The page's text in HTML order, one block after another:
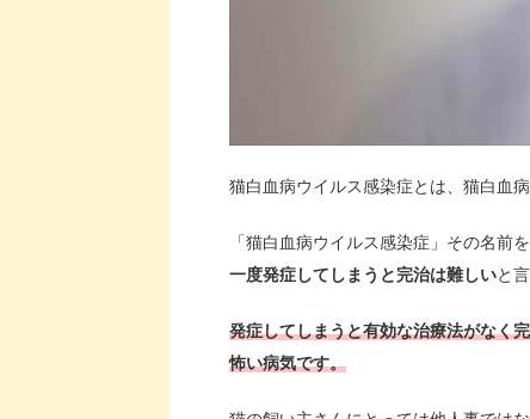
猫白血病ウイルス感染症とは、猫白血
「猫白血病ウイルス感染症」その名前
一度発症してしまうと完治は難しいと
発症してしまうと有効な治療法がなく
怖い病気です。